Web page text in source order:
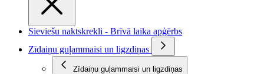
Sieviešu naktskrekli - Brīvā laika apģērbs
Zīdaiņu guļammaisi un ligzdiņas
Zīdaiņu guļammaisi un ligzdiņas